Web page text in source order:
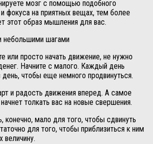
мозг с помощью подобного
фокуса на приятных вещах, тем более
этот образ мышления для вас.
небольшими шагами
или просто начать движение, не нужно
Начните с малого. Каждый день
чтобы еще немного продвинуться.
и радость движения вперед. А самое
толкать вас на новые свершения.
конечно, мало для того, чтобы сдвинуть
для того, чтобы приблизиться к ним
величину.